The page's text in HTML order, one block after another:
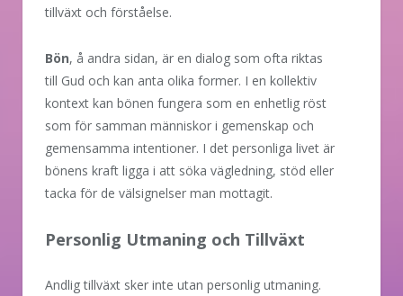
tillväxt och förståelse.
Bön, å andra sidan, är en dialog som ofta riktas
till Gud och kan anta olika former. I en kollektiv
kontext kan bönen fungera som en enhetlig röst
som för samman människor i gemenskap och
gemensamma intentioner. I det personliga livet är
bönens kraft ligga i att söka vägledning, stöd eller
tacka för de välsignelser man mottagit.
Personlig Utmaning och Tillväxt
Andlig tillväxt sker inte utan personlig utmaning.